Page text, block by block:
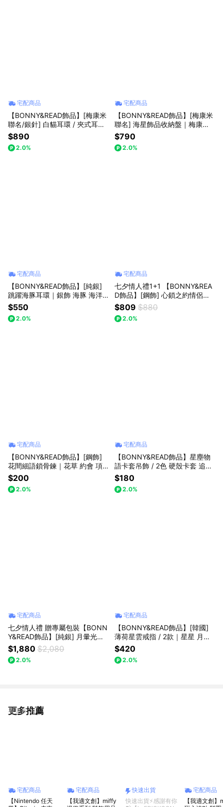
宅配商品
【BONNY&READ飾品】[梅康米
聯名/銀針] 白貓耳環 / 夾式耳環
｜梅康米插畫 聯名飾品 貓咪 造
型耳環 耳夾 卡通飾品 禮物推薦
專屬包裝
$890
2.0%
宅配商品
【BONNY&READ飾品】[梅康米
聯名] 海星飾品收納盤｜梅康米
插畫 聯名飾品 飾品盤 收納 擺飾
禮物推薦 專屬包裝
$790
2.0%
宅配商品
【BONNY&READ飾品】[純銀]
跳躍海豚耳環｜銀飾 海豚 海洋
系列 潮流飾品 轉珠耳環 禮物推
薦
$550
2.0%
宅配商品
七夕情人禮1+1 【BONNY&REA
D飾品】[鋼飾] 心鎖之約情侶手
鍊組｜情侶手鍊 情人節禮物 手
鍊 對鍊 禮物推薦
$809 $880
2.0%
宅配商品
【BONNY&READ飾品】[鋼飾]
花間細語鎖骨鍊｜花草 約會 項
鍊 女生飾品 夏日穿搭 抗汗 禮物
推薦
$200
2.0%
宅配商品
【BONNY&READ飾品】星塵物
語卡套吊飾 / 2色 硬殼卡套 追星
偶像 曬小卡 拍立得 包包掛飾 鑰
匙圈
$180
2.0%
宅配商品
七夕情人禮 贈專屬包裝【BONN
Y&READ飾品】[純銀] 月暈光環
情侶對戒｜情人節限定 情人節推
薦 情人禮 對戒 情侶戒指 專屬包
裝
$1,880 $2,080
2.0%
宅配商品
【BONNY&READ飾品】[韓國]
薄荷星雲戒指 / 2款｜星星 月亮
愛心 日常 薄荷綠 禮物推薦 女生
飾品 韓系
$420
2.0%
更多推薦
看更多
宅配商品
【Nintendo 任天
宅配商品
【我適文創】miffy
快速出貨
快速出貨⚡感謝有你
宅配商品
【我適文創